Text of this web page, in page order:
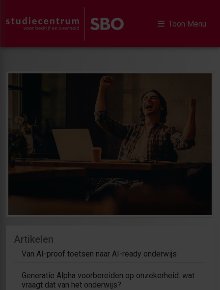
Toon Menu
Artikelen
Van AI-proof toetsen naar AI-ready onderwijs
Generatie Alpha voorbereiden op onzekerheid: wat
vraagt dat van het onderwijs?